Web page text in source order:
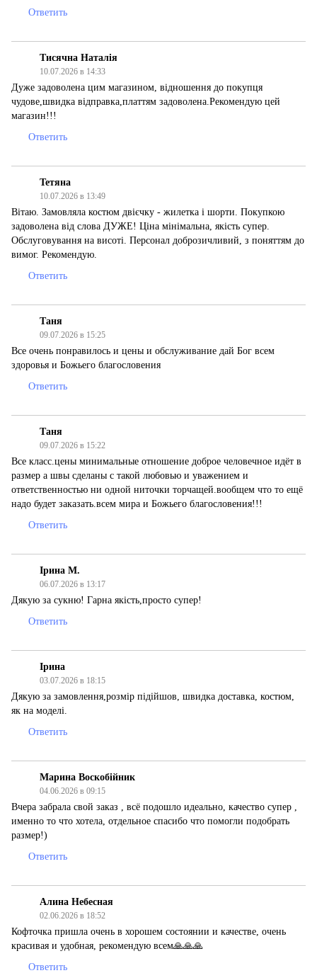
Ответить
Тисячна Наталія
10.07.2026 в 14:33
Дуже задоволена цим магазином, відношення до покупця
чудове,швидка відправка,платтям задоволена.Рекомендую цей
магазин!!!
Ответить
Тетяна
10.07.2026 в 13:49
Вітаю. Замовляла костюм двієчку - жилетка і шорти. Покупкою
задоволена від слова ДУЖЕ! Ціна мінімальна, якість супер.
Обслуговування на висоті. Персонал доброзичливий, з поняттям до
вимог. Рекомендую.
Ответить
Таня
09.07.2026 в 15:25
Все очень понравилось и цены и обслуживание дай Бог всем
здоровья и Божьего благословения
Ответить
Таня
09.07.2026 в 15:22
Все класс.цены минимальные отношение доброе человечное идёт в
размер а швы сделаны с такой любовью и уважением и
ответственностью ни одной ниточки торчащей.вообщем что то ещё
надо будет заказать.всем мира и Божьего благословения!!!
Ответить
Ірина М.
06.07.2026 в 13:17
Дякую за сукню! Гарна якість,просто супер!
Ответить
Ірина
03.07.2026 в 18:15
Дякую за замовлення,розмір підійшов, швидка доставка, костюм,
як на моделі.
Ответить
Марина Воскобійник
04.06.2026 в 09:15
Вчера забрала свой заказ , всё подошло идеально, качество супер ,
именно то что хотела, отдельное спасибо что помогли подобрать
размер!)
Ответить
Алина Небесная
02.06.2026 в 18:52
Кофточка пришла очень в хорошем состоянии и качестве, очень
красивая и удобная, рекомендую всем🙏🙏🙏
Ответить